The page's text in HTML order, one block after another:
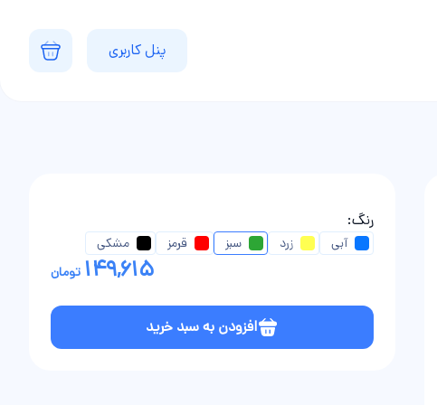
پنل کاربری
رنگ:
آبی زرد سبز قرمز مشکی
149,615 تومان
افزودن به سبد خرید